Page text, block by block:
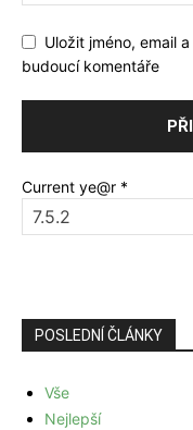
Uložit jméno, email
budoucí komentáře
Current ye@r *
POSLEDNÍ ČLÁNKY
Vše
Nejlepší